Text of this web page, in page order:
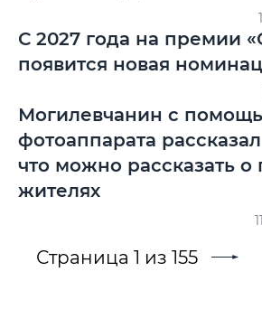
С 2027 года на премии
появится новая
Могилевчанин с
фотоаппарата
что можно рассказать о
жителях
Страница 1 из 155